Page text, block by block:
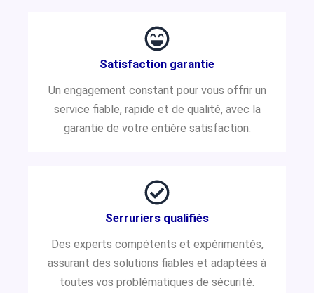
Satisfaction garantie
Un engagement constant pour vous offrir un
service fiable, rapide et de qualité, avec la
garantie de votre entière satisfaction.
Serruriers qualifiés
Des experts compétents et expérimentés,
assurant des solutions fiables et adaptées à
toutes vos problématiques de sécurité.